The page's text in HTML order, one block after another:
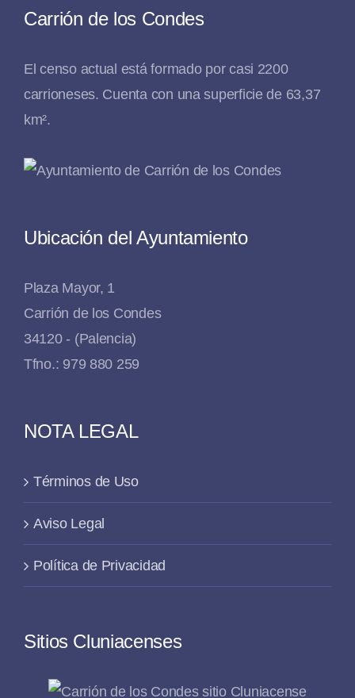
Carrión de los Condes
El censo actual está formado por casi 2200
carrioneses. Cuenta con una superficie de 63,37
km².
Ubicación del Ayuntamiento
Plaza Mayor, 1
Carrión de los Condes
34120 - (Palencia)
Tfno.: 979 880 259
NOTA LEGAL
Términos de Uso
Aviso Legal
Política de Privacidad
Sitios Cluniacenses